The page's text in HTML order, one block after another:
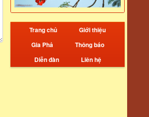
Trang chủ
Giới thiệu
Gia Phả
Thông báo
Diễn đàn
Liên hệ